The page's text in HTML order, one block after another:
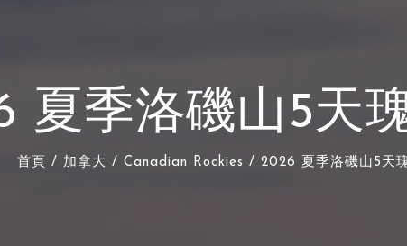
夏季洛磯山5天
首頁 / 加拿大 / Canadian Rockies / 2026 夏季洛磯山5天